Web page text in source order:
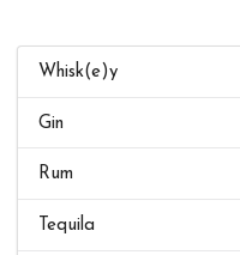
Whisk(e)y
Gin
Rum
Tequila